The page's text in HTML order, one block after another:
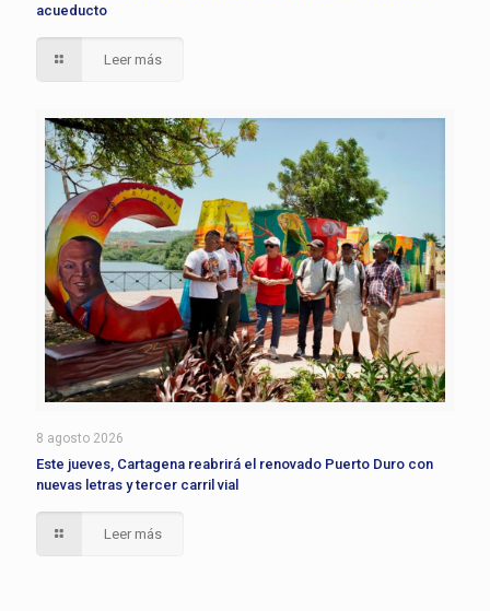
acueducto
Leer más
8 agosto 2026
Este jueves, Cartagena reabrirá el renovado Puerto Duro con
nuevas letras y tercer carril vial
Leer más